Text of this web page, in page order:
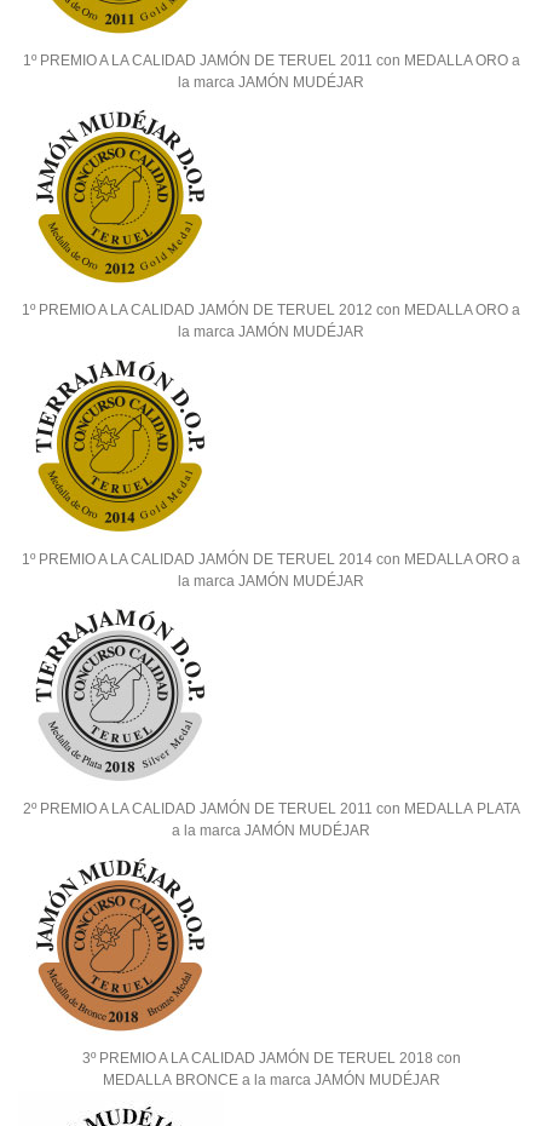
1º PREMIO A LA CALIDAD JAMÓN DE TERUEL 2011 con MEDALLA ORO a
la marca JAMÓN MUDÉJAR
1º PREMIO A LA CALIDAD JAMÓN DE TERUEL 2012 con MEDALLA ORO a
la marca JAMÓN MUDÉJAR
1º PREMIO A LA CALIDAD JAMÓN DE TERUEL 2014 con MEDALLA ORO a
la marca JAMÓN MUDÉJAR
2º PREMIO A LA CALIDAD JAMÓN DE TERUEL 2011 con MEDALLA PLATA
a la marca JAMÓN MUDÉJAR
3º PREMIO A LA CALIDAD JAMÓN DE TERUEL 2018 con
MEDALLA BRONCE a la marca JAMÓN MUDÉJAR